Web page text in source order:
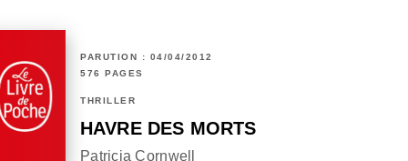
PARUTION : 04/04/2012
576 PAGES
THRILLER
HAVRE DES MORTS
Patricia Cornwell